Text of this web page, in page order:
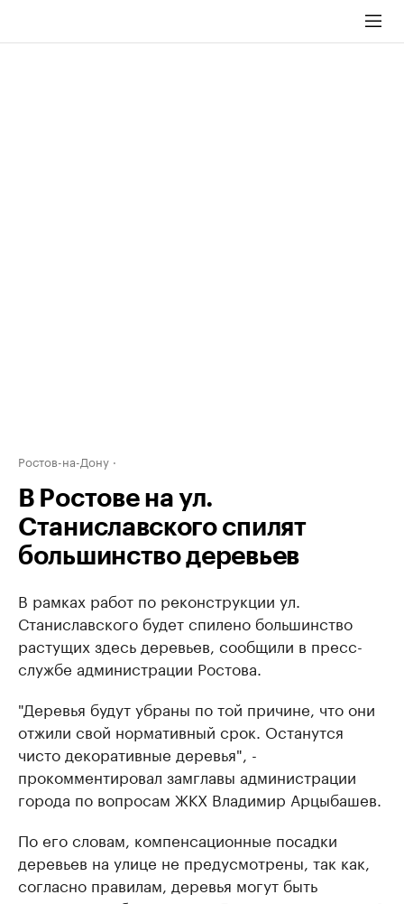
Ростов-на-Дону
В Ростове на ул.
Станиславского спилят
большинство деревьев
В рамках работ по реконструкции ул.
Станиславского будет спилено большинство
растущих здесь деревьев, сообщили в пресс-
службе администрации Ростова.
"Деревья будут убраны по той причине, что они
отжили свой нормативный срок. Останутся
чисто декоративные деревья", -
прокомментировал замглавы администрации
города по вопросам ЖКХ Владимир Арцыбашев.
По его словам, компенсационные посадки
деревьев на улице не предусмотрены, так как,
согласно правилам, деревья могут быть